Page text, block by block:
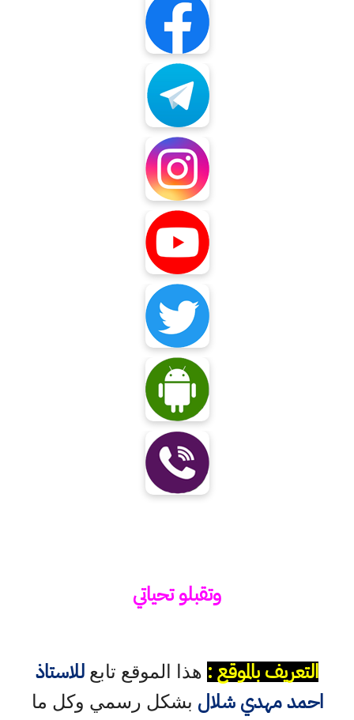
وتقبلو تحياتي
التعريف بالموقع : هذا الموقع تابع للاستاذ
احمد مهدي شلال بشكل رسمي وكل ما